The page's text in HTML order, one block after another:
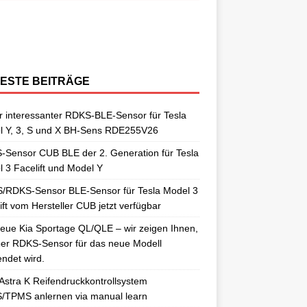
BEITRÄGE
interessanter RDKS-BLE-Sensor für Tesla
Y, 3, S und X BH-Sens RDE255V26
Sensor CUB BLE der 2. Generation für Tesla
3 Facelift und Model Y
RDKS-Sensor BLE-Sensor für Tesla Model 3
vom Hersteller CUB jetzt verfügbar
Kia Sportage QL/QLE – wir zeigen Ihnen,
RDKS-Sensor für das neue Modell
wird.
K Reifendruckkontrollsystem
TPMS anlernen via manual learn